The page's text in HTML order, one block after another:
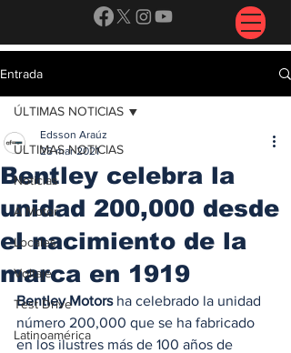
Entrada
ÚLTIMAS NOTICIAS
Noticias
A Motor
Locales
Voltaje
Test Drive
Latinoamérica
ÚLTIMAS NOTICIAS
Bentley celebra la
unidad 200,000 desde
el nacimiento de la
marca en 1919
Edsson Araúz
28 mar 2021
Bentley Motors ha celebrado la unidad
número 200,000 que se ha fabricado
en los ilustres más de 100 años de